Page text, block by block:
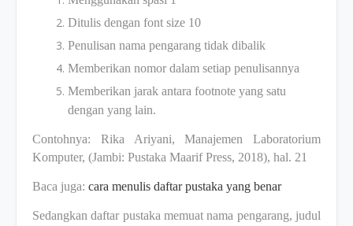
Ditulis dengan font size 10
Penulisan nama pengarang tidak dibalik
Memberikan nomor dalam setiap penulisannya
Memberikan jarak antara footnote yang satu
dengan yang lain.
Contohnya: Rika Ariyani, Manajemen Laboratorium
Komputer, (Jambi: Pustaka Maarif Press, 2018), hal. 21
Baca juga: cara menulis daftar pustaka yang benar
Sedangkan daftar pustaka memuat nama pengarang, judul